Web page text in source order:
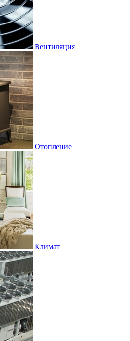
Вентиляция
Отопление
Климат